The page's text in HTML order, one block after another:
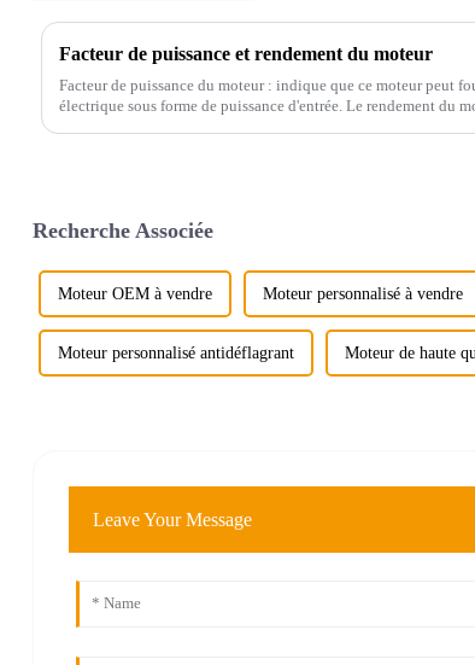
Facteur de puissance et rendement du moteur
Facteur de puissance du moteur : indique que ce moteur peut
électrique sous forme de puissance d'entrée. Le rendement du
Recherche Associée
Moteur OEM à vendre Moteur personnalisé à vendre
Moteur personnalisé antidéflagrant Moteur de haute
Leave Your Message